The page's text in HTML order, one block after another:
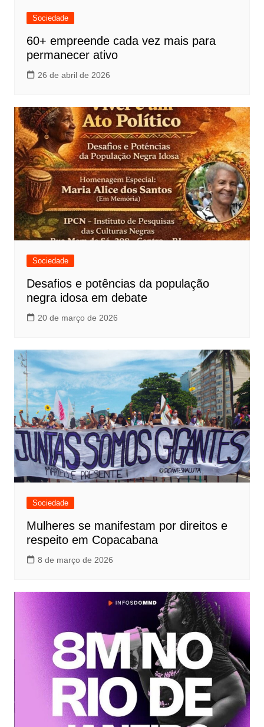
Sociedade
60+ empreende cada vez mais para
permanecer ativo
26 de abril de 2026
Sociedade
Desafios e potências da população
negra idosa em debate
20 de março de 2026
Sociedade
Mulheres se manifestam por direitos e
respeito em Copacabana
8 de março de 2026